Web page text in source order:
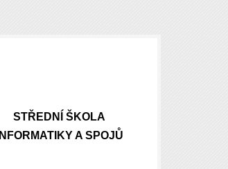
STŘEDNÍ ŠKOLA
INFORMATIKY A SPOJŮ